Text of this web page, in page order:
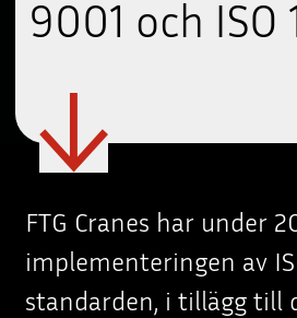
9001 och ISO
FTG Cranes har under
implementeringen av
standarden, i tillägg till